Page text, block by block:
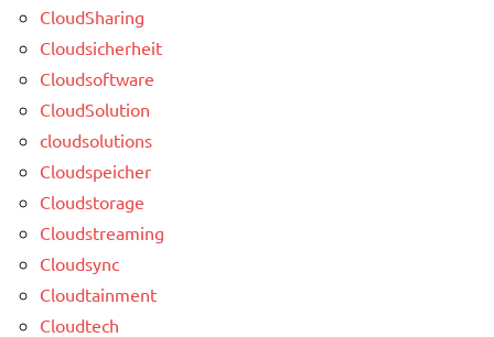
CloudSharing
Cloudsicherheit
Cloudsoftware
CloudSolution
cloudsolutions
Cloudspeicher
Cloudstorage
Cloudstreaming
Cloudsync
Cloudtainment
Cloudtech